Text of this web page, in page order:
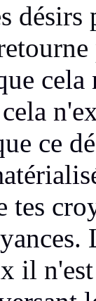
désirs
cela
ce
tes
il